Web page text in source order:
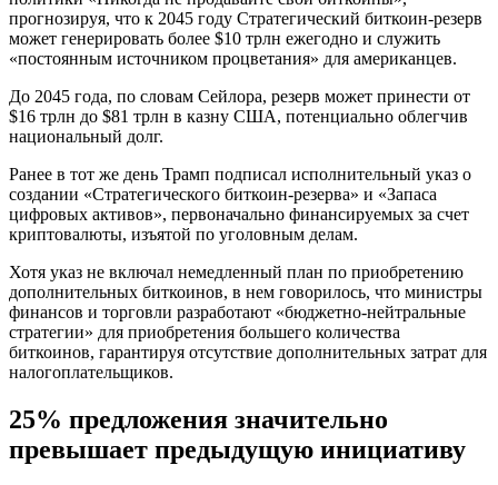
прогнозируя, что к 2045 году Стратегический биткоин-резерв
может генерировать более $10 трлн ежегодно и служить
«постоянным источником процветания» для американцев.
До 2045 года, по словам Сейлора, резерв может принести от
$16 трлн до $81 трлн в казну США, потенциально облегчив
национальный долг.
Ранее в тот же день Трамп подписал исполнительный указ о
создании «Стратегического биткоин-резерва» и «Запаса
цифровых активов», первоначально финансируемых за счет
криптовалюты, изъятой по уголовным делам.
Хотя указ не включал немедленный план по приобретению
дополнительных биткоинов, в нем говорилось, что министры
финансов и торговли разработают «бюджетно-нейтральные
стратегии» для приобретения большего количества
биткоинов, гарантируя отсутствие дополнительных затрат для
налогоплательщиков.
25% предложения значительно
превышает предыдущую инициативу